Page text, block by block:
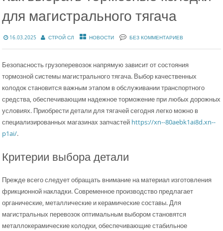
для магистрального тягача
16.03.2025 СТРОЙ СЛ НОВОСТИ БЕЗ КОММЕНТАРИЕВ
Безопасность грузоперевозок напрямую зависит от состояния
тормозной системы магистрального тягача. Выбор качественных
колодок становится важным этапом в обслуживании транспортного
средства, обеспечивающим надежное торможение при любых дорожных
условиях. Приобрести детали для тягачей сегодня легко можно в
специализированных магазинах запчастей https://xn--80aebk1ai8d.xn--
p1ai/.
Критерии выбора детали
Прежде всего следует обращать внимание на материал изготовления
фрикционной накладки. Современное производство предлагает
органические, металлические и керамические составы. Для
магистральных перевозок оптимальным выбором становятся
металлокерамические колодки, обеспечивающие стабильное